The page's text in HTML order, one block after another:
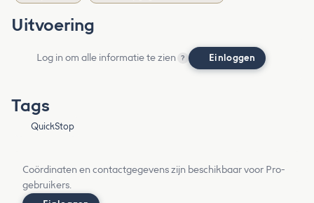
Uitvoering
Log in om alle informatie te zien ? Einloggen
Tags
QuickStop
Coördinaten en contactgegevens zijn beschikbaar voor Pro-
gebruikers.